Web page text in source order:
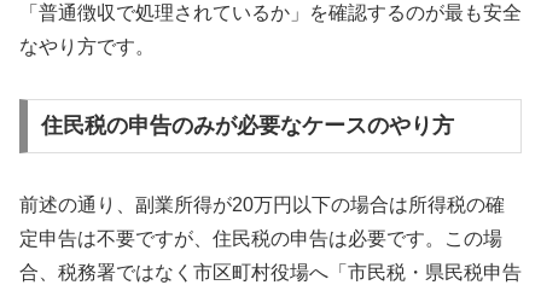
「普通徴収で処理されているか」を確認するのが最も安全
なやり方です。
住民税の申告のみが必要なケースのやり方
前述の通り、副業所得が20万円以下の場合は所得税の確
定申告は不要ですが、住民税の申告は必要です。この場
合、税務署ではなく市区町村役場へ「市民税・県民税申告